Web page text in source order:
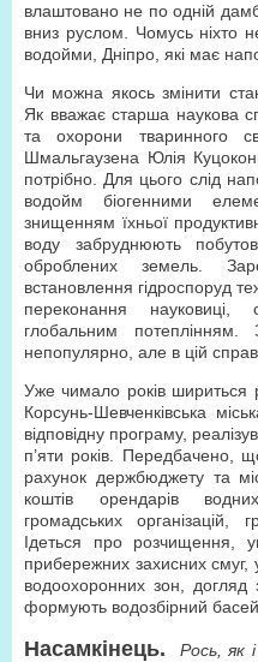
влаштовано не по одній
вниз руслом. Чомусь ніхто
водойми, Дніпро, які має
Чи можна якось змінити
Як вважає старша наукова
та охорони тваринного
Шмальгаузена Юлія
потрібно. Для цього слід
водойм біогенними
знищенням їхньої
воду забруднюють
оброблених земель.
встановлення гідроспоруд
переконання науковиці,
глобальним потеплінням.
непопулярно, але в цій
Уже чимало років шириться
Корсунь-Шевченківська
відповідну програму,
п’яти років. Передбачено,
рахунок держбюджету та
коштів орендарів водних
громадських організацій,
Ідеться про розчищення,
прибережних захисних смуг,
водоохоронних зон,
формують водозбірний
Насамкінець.
Рось, як